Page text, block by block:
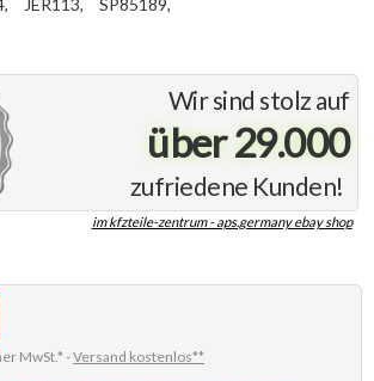
Wir sind stolz auf
über 29.000
zufriedene Kunden!
im kfzteile-zentrum - aps.germany ebay shop
MwSt.* -Versand kostenlos**